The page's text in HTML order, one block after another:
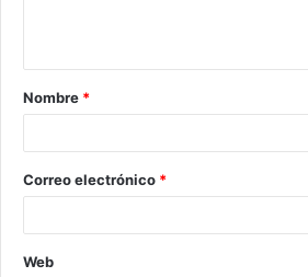
Nombre *
Correo electrónico *
Web